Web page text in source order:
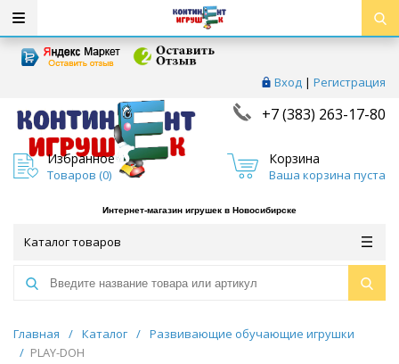
Вход | Регистрация
+7 (383) 263-17-80
Избранное
Товаров (0)
Корзина
Ваша корзина пуста
Интернет-магазин игрушек в Новосибирске
Каталог товаров
Главная / Каталог / Развивающие обучающие игрушки
/ PLAY-DOH